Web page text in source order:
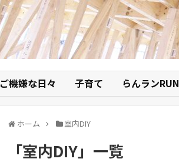
ご機嫌な日々 子育て らんランRUN
ホーム 室内DIY
「室内DIY」 一覧